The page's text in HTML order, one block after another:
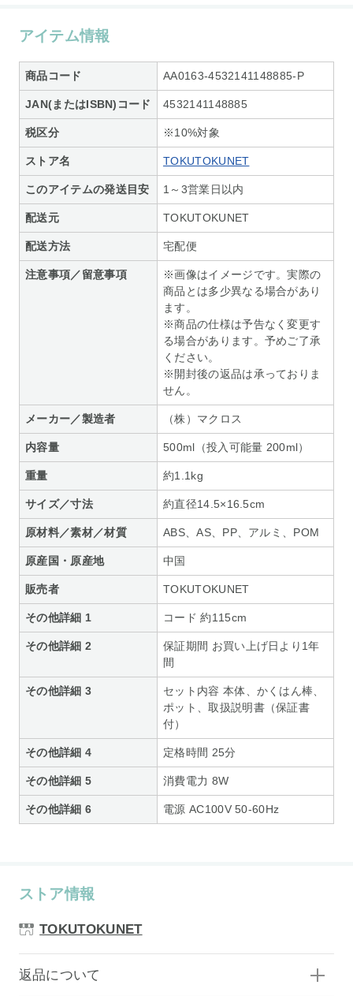
アイテム情報
商品コード AA0163-4532141148885-P
JAN(またはISBN)コード 4532141148885
税区分 ※10%対象
ストア名 TOKUTOKUNET
このアイテムの発送目安 1～3営業日以内
配送元 TOKUTOKUNET
配送方法 宅配便
注意事項／留意事項
※画像はイメージです。実際の
商品とは多少異なる場合があり
ます。
※商品の仕様は予告なく変更す
る場合があります。予めご了承
ください。
※開封後の返品は承っておりま
せん。
メーカー／製造者 （株）マクロス
内容量 500ml（投入可能量 200ml）
重量 約1.1kg
サイズ／寸法 約直径14.5×16.5cm
原材料／素材／材質 ABS、AS、PP、アルミ、POM
原産国・原産地 中国
販売者 TOKUTOKUNET
その他詳細 1 コード 約115cm
その他詳細 2
保証期間 お買い上げ日より1年
間
その他詳細 3
セット内容 本体、かくはん棒、
ポット、取扱説明書（保証書
付）
その他詳細 4 定格時間 25分
その他詳細 5 消費電力 8W
その他詳細 6 電源 AC100V 50-60Hz
ストア情報
TOKUTOKUNET
返品について